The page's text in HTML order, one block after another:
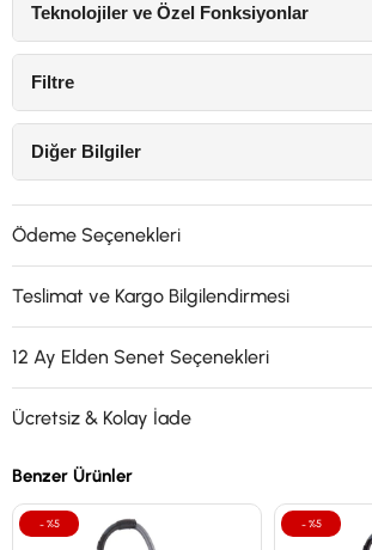
Teknolojiler ve Özel Fonksiyonlar
Filtre
Diğer Bilgiler
Ödeme Seçenekleri
Teslimat ve Kargo Bilgilendirmesi
12 Ay Elden Senet Seçenekleri
Ücretsiz & Kolay İade
Benzer Ürünler
%5 %5